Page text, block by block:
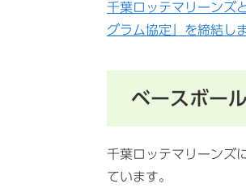
千葉ロッテマリーンズ
グラム協定」を締結し
ベースボー
千葉ロッテマリーンズ
ています。